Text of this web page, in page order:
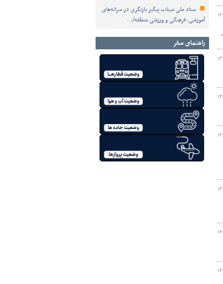
ستاد ملی میناب پیگیر بازنگری در سرانه‌های
آموزشی، فرهنگی و ورزشی منطقه/…
راهنمای سفر